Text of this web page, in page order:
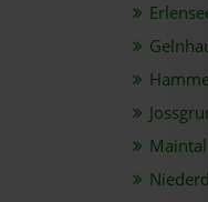
Maintal